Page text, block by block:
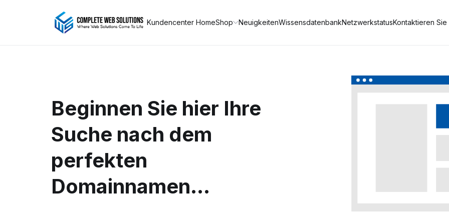
Kundencenter HomeShop NeuigkeitenWissensdatenbankNetzwerkstatusKontaktieren Sie
Beginnen Sie hier Ihre
Suche nach dem
perfekten
Domainnamen...